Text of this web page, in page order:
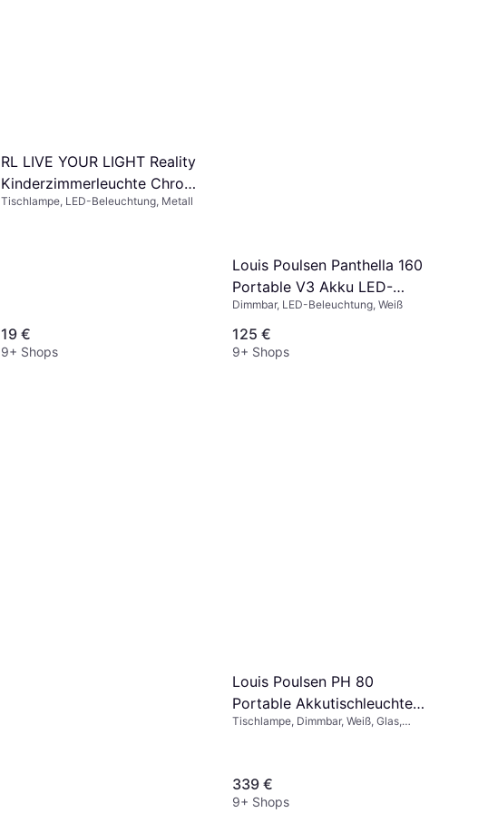
RL LIVE YOUR LIGHT Reality
Kinderzimmerleuchte Chrom
Kunststoff 17.5x14.5x12.5 cm
Tischlampe, LED-Beleuchtung, Metall
19 €
9+ Shops
Louis Poulsen Panthella 160
Portable V3 Akku LED-
Tischleuchte
Dimmbar, LED-Beleuchtung, Weiß
125 €
9+ Shops
Louis Poulsen PH 80
Portable Akkutischleuchte
Weiß Tischlampe
Tischlampe, Dimmbar, Weiß, Glas,
339 €
9+ Shops